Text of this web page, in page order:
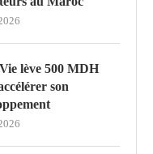
lève 500 MDH
son